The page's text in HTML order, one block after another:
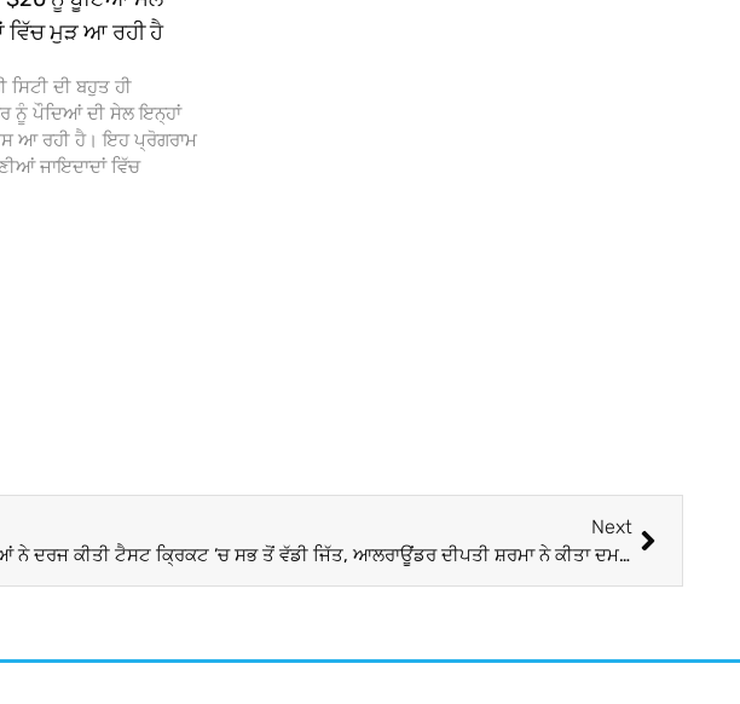
ਮੁੜ ਆ ਰਹੀ ਹੈ
ਸਿਟੀ ਦੀ ਬਹੁਤ ਹੀ
ਨੂੰ ਪੌਦਿਆਂ ਦੀ ਸੇਲ ਇਨ੍ਹਾਂ
ਆ ਰਹੀ ਹੈ। ਇਹ ਪ੍ਰੋਗਰਾਮ
ਜਾਇਦਾਦਾਂ ਵਿੱਚ
Next
ਭਾਰਤੀ ਧੀਆਂ ਨੇ ਦਰਜ ਕੀਤੀ ਟੈਸਟ ਕ੍ਰਿਕਟ ’ਚ ਸਭ ਤੋਂ ਵੱਡੀ ਜਿੱਤ, ਆਲਰਾਊਂਡਰ ਦੀਪਤੀ ਸ਼ਰਮਾ ਨੇ ਕੀਤਾ ਦਮਦਾਰ ਪ੍ਰਦਰਸ਼ਨ